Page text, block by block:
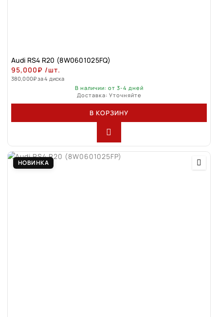
Audi RS4 R20 (8W0601025FQ)
95,000₽ /шт.
380,000₽за 4 диска
В наличии: от 3-4 дней
Доставка: Уточняйте
В КОРЗИНУ
НОВИНКА